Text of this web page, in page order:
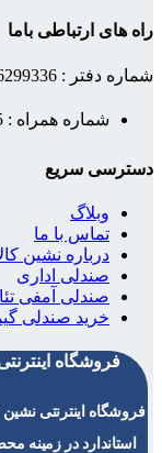
راه های ارتباطی باما
شماره دفتر : 66299336 021
شماره همراه : 09374142445
دسترسی سریع
وبلاگ
تماس با ما
درباره نشین
صندلی اداری
صندلی آمفی
خرید صندلی
فروشگاه
فروشگاه اینترنتی